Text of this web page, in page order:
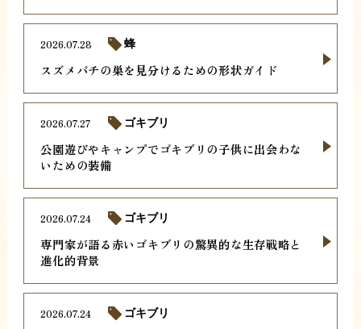
スズメバチの巣を見分けるための形状ガイド
2026.07.28 蜂
公園遊びやキャンプでゴキブリの子供に出会わな
いための装備
2026.07.27 ゴキブリ
専門家が語る赤いゴキブリの驚異的な生存戦略と
進化的背景
2026.07.24 ゴキブリ
2026.07.24 ゴキブリ